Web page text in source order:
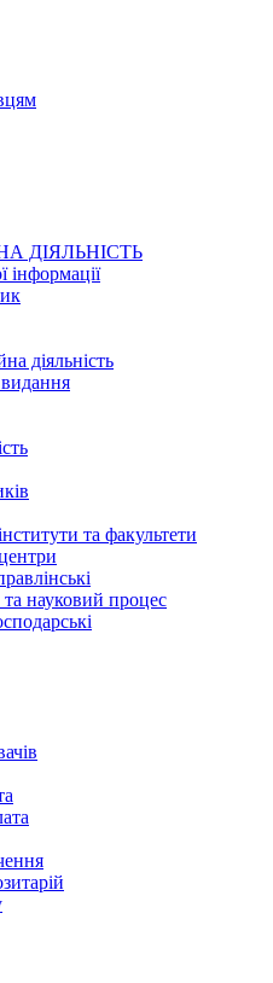
ДІЯЛЬНІСТЬ
інформації
діяльність
видання
та факультети
науковий процес